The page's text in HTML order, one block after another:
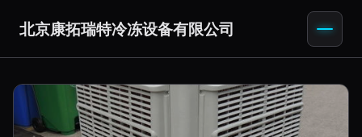
北京康拓瑞特冷冻设备有限公司